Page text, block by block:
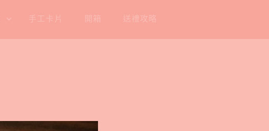
手工卡片 開箱 送禮攻略